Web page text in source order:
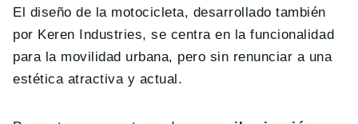
El diseño de la motocicleta, desarrollado también
por Keren Industries, se centra en la funcionalidad
para la movilidad urbana, pero sin renunciar a una
estética atractiva y actual.